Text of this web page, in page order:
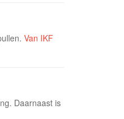
Van IKF
Daarnaast is